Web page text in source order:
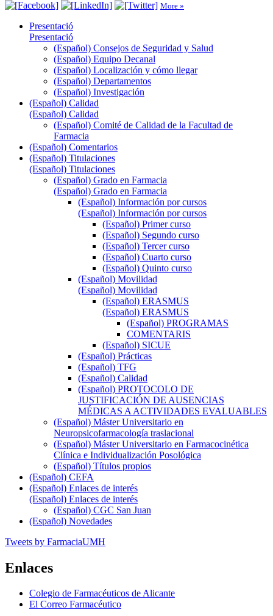
More »
Presentació
Presentació
(Español) Consejos de Seguridad y Salud
(Español) Equipo Decanal
(Español) Localización y cómo llegar
(Español) Departamentos
(Español) Investigación
(Español) Calidad
(Español) Calidad
(Español) Comité de Calidad de la Facultad de
Farmacia
(Español) Comentarios
(Español) Titulaciones
(Español) Titulaciones
(Español) Grado en Farmacia
(Español) Grado en Farmacia
(Español) Información por cursos
(Español) Información por cursos
(Español) Primer curso
(Español) Segundo curso
(Español) Tercer curso
(Español) Cuarto curso
(Español) Quinto curso
(Español) Movilidad
(Español) Movilidad
(Español) ERASMUS
(Español) ERASMUS
(Español) PROGRAMAS
COMENTARIS
(Español) SICUE
(Español) Prácticas
(Español) TFG
(Español) Calidad
(Español) PROTOCOLO DE
JUSTIFICACIÓN DE AUSENCIAS
MÉDICAS A ACTIVIDADES EVALUABLES
(Español) Máster Universitario en
Neuropsicofarmacología traslacional
(Español) Máster Universitario en Farmacocinética
Clínica e Individualización Posológica
(Español) Títulos propios
(Español) CEFA
(Español) Enlaces de interés
(Español) Enlaces de interés
(Español) CGC San Juan
(Español) Novedades
Tweets by FarmaciaUMH
Enlaces
Colegio de Farmacéuticos de Alicante
El Correo Farmacéutico